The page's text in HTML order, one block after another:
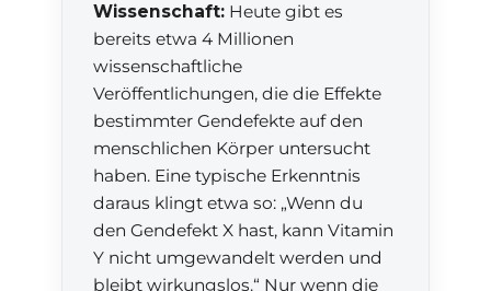
Wissenschaft: Heute gibt es
bereits etwa 4 Millionen
wissenschaftliche
Veröffentlichungen, die die Effekte
bestimmter Gendefekte auf den
menschlichen Körper untersucht
haben. Eine typische Erkenntnis
daraus klingt etwa so: „Wenn du
den Gendefekt X hast, kann Vitamin
Y nicht umgewandelt werden und
bleibt wirkungslos.“ Nur wenn die